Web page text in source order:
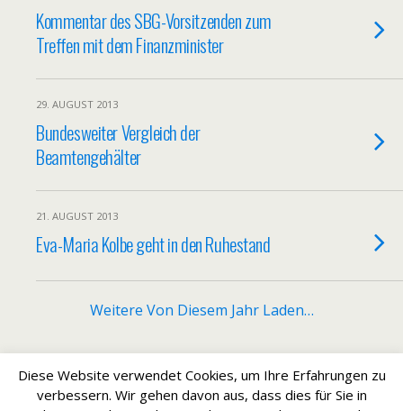
Kommentar des SBG-Vorsitzenden zum
Treffen mit dem Finanzminister
29. AUGUST 2013
Bundesweiter Vergleich der
Beamtengehälter
21. AUGUST 2013
Eva-Maria Kolbe geht in den Ruhestand
Weitere Von Diesem Jahr Laden…
Zum Seitenanfang
Diese Website verwendet Cookies, um Ihre Erfahrungen zu
verbessern. Wir gehen davon aus, dass dies für Sie in